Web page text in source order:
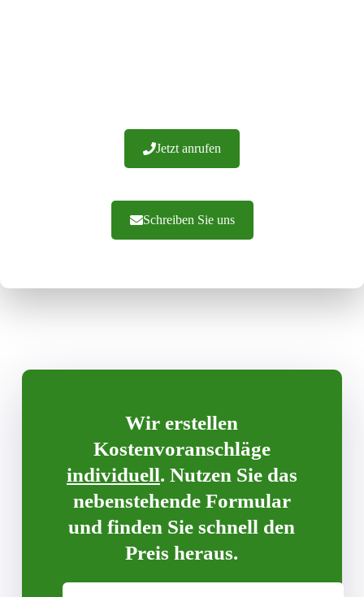
Jetzt anrufen
Schreiben Sie uns
Wir erstellen
Kostenvoranschläge
individuell. Nutzen Sie das
nebenstehende Formular
und finden Sie schnell den
Preis heraus.